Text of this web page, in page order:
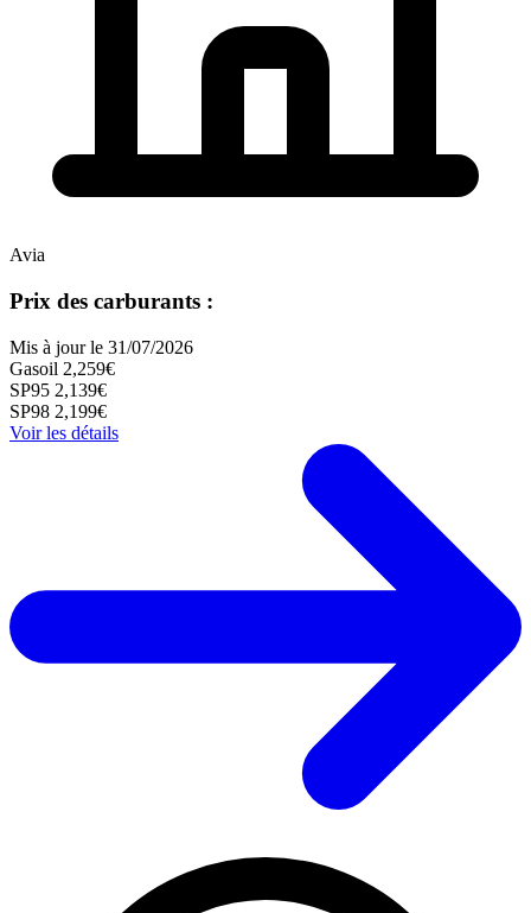
Avia
Prix des carburants :
Mis à jour le 31/07/2026
Gasoil 2,259€
SP95 2,139€
SP98 2,199€
Voir les détails